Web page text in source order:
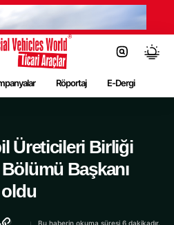
Röportaj E-Dergi
Üreticileri Birliği
Başkanı
Bu haberin okuma süresi 6 dakikadır.